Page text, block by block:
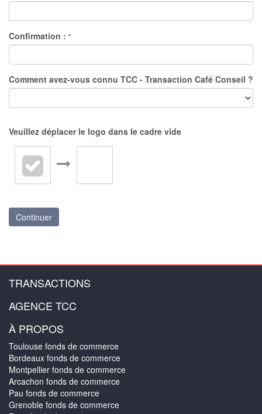
Confirmation : *
Comment avez-vous connu TCC - Transaction Café Conseil ?
Veuillez déplacer le logo dans le cadre vide
Continuer
TRANSACTIONS
AGENCE TCC
À PROPOS
Toulouse fonds de commerce
Bordeaux fonds de commerce
Montpellier fonds de commerce
Arcachon fonds de commerce
Pau fonds de commerce
Grenoble fonds de commerce